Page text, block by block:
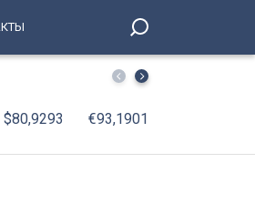
Строители Петербурга создают
$80,9293 €93,1901